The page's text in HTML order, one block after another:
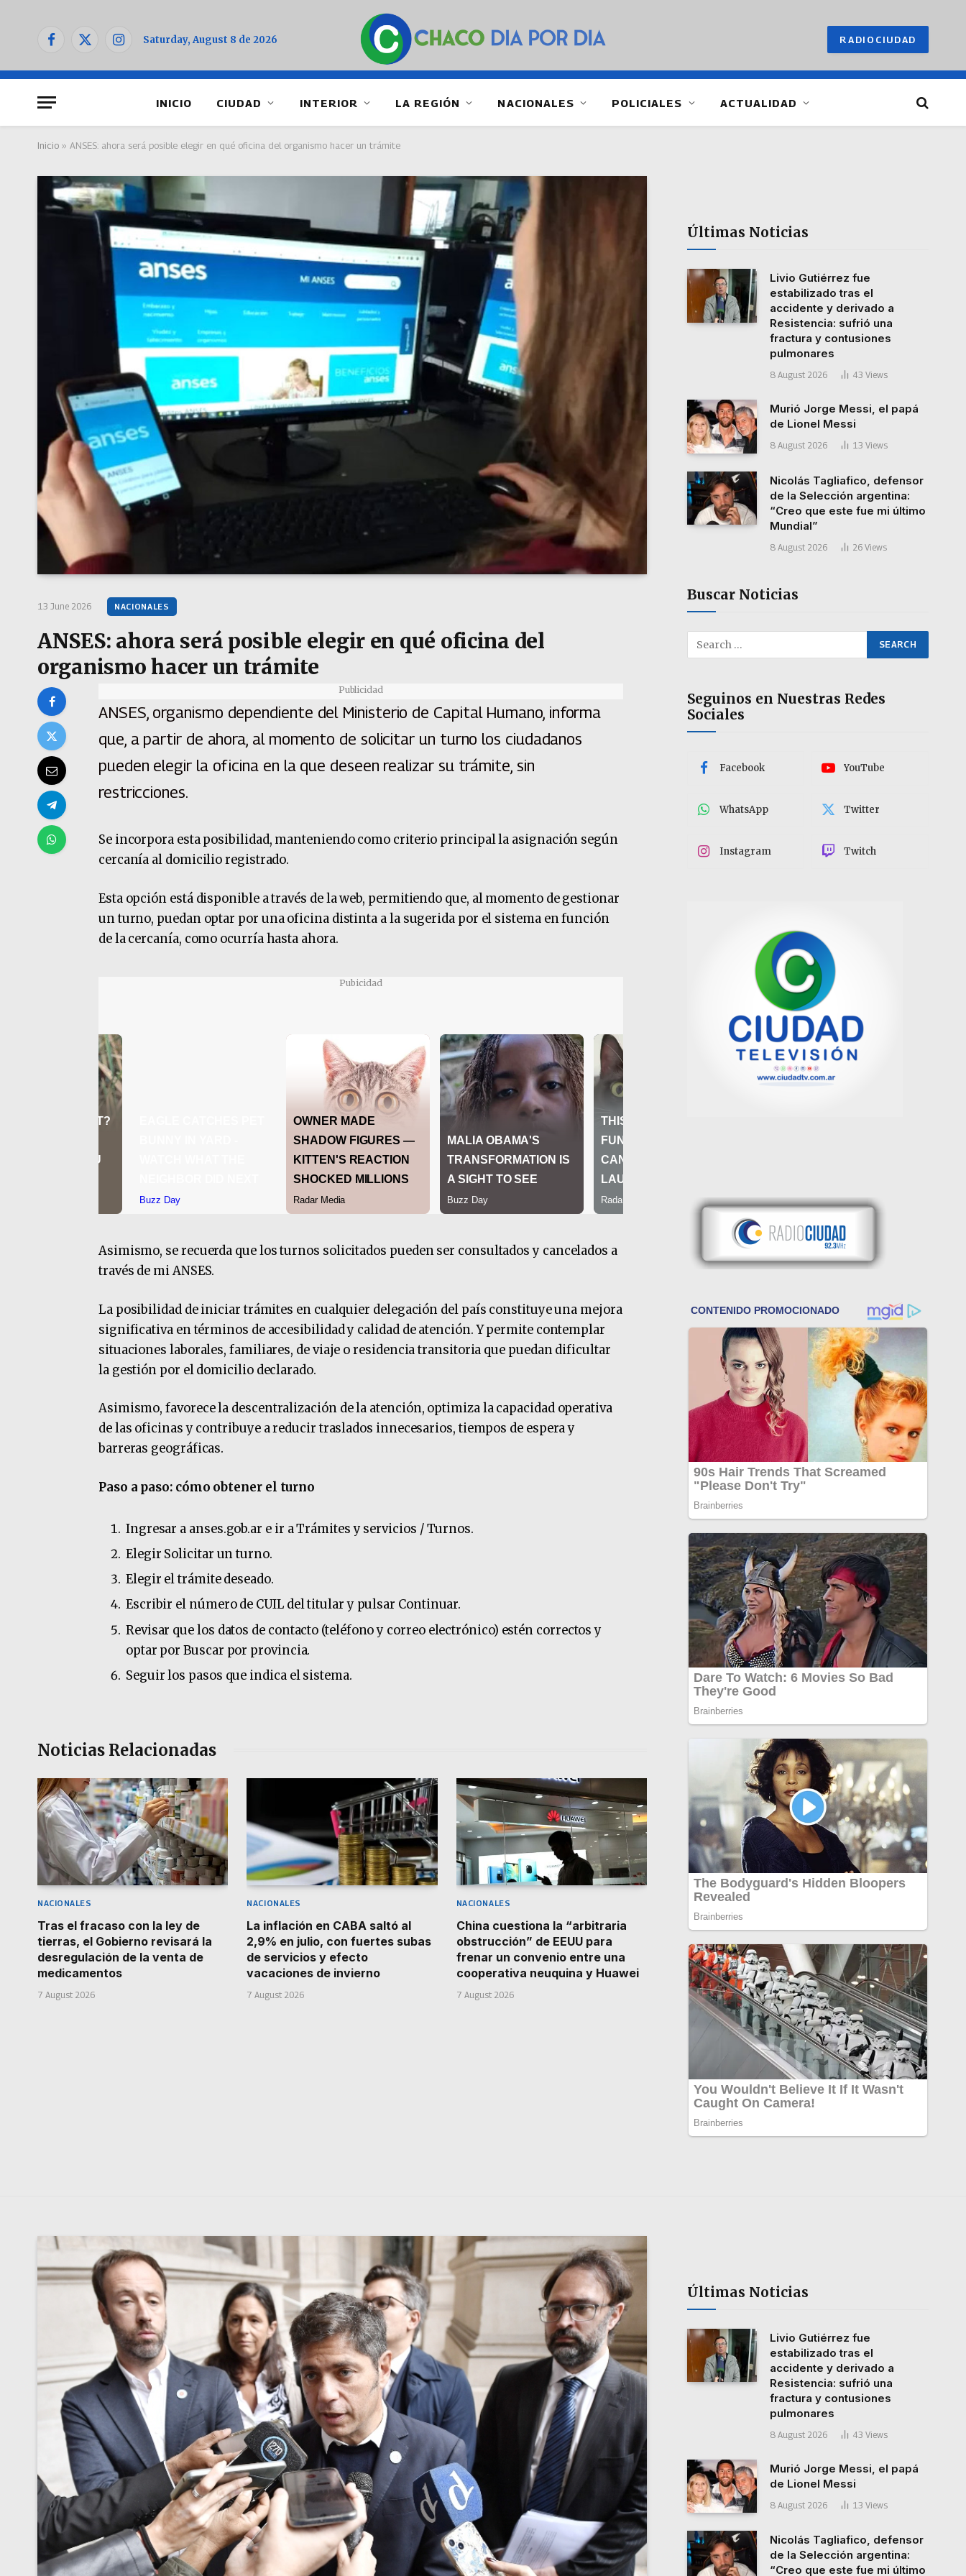
Facebook
X
InstagramSaturday, August 8 de 2026 RADIOCIUDAD
INICIO CIUDAD INTERIOR LA REGIÓN NACIONALES POLICIALES ACTUALIDAD
Inicio » ANSES: ahora será posible elegir en qué oficina del organismo hacer un trámite
13 June 2026 NACIONALES
ANSES: ahora será posible elegir en qué oficina del
organismo hacer un trámite
Publicidad
ANSES, organismo dependiente del Ministerio de Capital Humano, informa
que, a partir de ahora, al momento de solicitar un turno los ciudadanos
pueden elegir la oficina en la que deseen realizar su trámite, sin
restricciones.
Se incorpora esta posibilidad, manteniendo como criterio principal la asignación según
cercanía al domicilio registrado.
Esta opción está disponible a través de la web, permitiendo que, al momento de gestionar
un turno, puedan optar por una oficina distinta a la sugerida por el sistema en función
de la cercanía, como ocurría hasta ahora.
Pubicidad
Asimismo, se recuerda que los turnos solicitados pueden ser consultados y cancelados a
través de mi ANSES.
La posibilidad de iniciar trámites en cualquier delegación del país constituye una mejora
significativa en términos de accesibilidad y calidad de atención. Y permite contemplar
situaciones laborales, familiares, de viaje o residencia transitoria que puedan dificultar
la gestión por el domicilio declarado.
Asimismo, favorece la descentralización de la atención, optimiza la capacidad operativa
de las oficinas y contribuye a reducir traslados innecesarios, tiempos de espera y
barreras geográficas.
Paso a paso: cómo obtener el turno
Ingresar a anses.gob.ar e ir a Trámites y servicios / Turnos.
Elegir Solicitar un turno.
Elegir el trámite deseado.
Escribir el número de CUIL del titular y pulsar Continuar.
Revisar que los datos de contacto (teléfono y correo electrónico) estén correctos y
optar por Buscar por provincia.
Seguir los pasos que indica el sistema.
Noticias Relacionadas
NACIONALES
Tras el fracaso con la ley de
tierras, el Gobierno revisará la
desregulación de la venta de
medicamentos
7 August 2026
NACIONALES
La inflación en CABA saltó al
2,9% en julio, con fuertes subas
de servicios y efecto
vacaciones de invierno
7 August 2026
NACIONALES
China cuestiona la “arbitraria
obstrucción” de EEUU para
frenar un convenio entre una
cooperativa neuquina y Huawei
7 August 2026
Últimas Noticias
Livio Gutiérrez fue
estabilizado tras el
accidente y derivado a
Resistencia: sufrió una
fractura y contusiones
pulmonares
8 August 2026 43 Views
Murió Jorge Messi, el papá
de Lionel Messi
8 August 2026 13 Views
Nicolás Tagliafico, defensor
de la Selección argentina:
“Creo que este fue mi último
Mundial”
8 August 2026 26 Views
Buscar Noticias
Seguinos en Nuestras Redes
Sociales
Facebook YouTube
WhatsApp Twitter
Instagram Twitch
Últimas Noticias
Livio Gutiérrez fue
estabilizado tras el
accidente y derivado a
Resistencia: sufrió una
fractura y contusiones
pulmonares
8 August 2026 43 Views
Murió Jorge Messi, el papá
de Lionel Messi
8 August 2026 13 Views
Nicolás Tagliafico, defensor
de la Selección argentina:
“Creo que este fue mi último